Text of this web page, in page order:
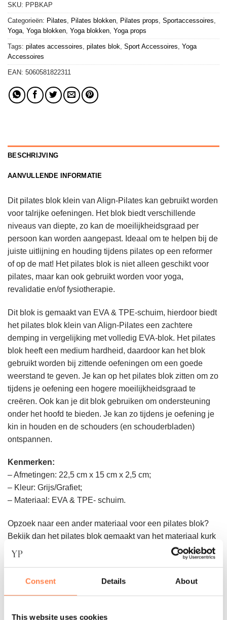
Consent Details About
This website uses cookies
SKU: PPBKAP
Categorieën: Pilates Pilates blokken Pilates props Sportaccessoires
Yoga Yoga blokken Yoga blokken Yoga props
Tags: pilates accessoires pilates blok Sport Accessoires Yoga
Accessoires
EAN: 5060581822311
BESCHRIJVING
AANVULLENDE INFORMATIE
Dit pilates blok klein van Align-Pilates kan gebruikt worden
voor talrijke oefeningen. Het blok biedt verschillende
niveaus van diepte, zo kan de moeilijkheidsgraad per
persoon kan worden aangepast. Ideaal om te helpen bij de
juiste uitlijning en houding tijdens pilates op een reformer
of op de mat! Het pilates blok is niet alleen geschikt voor
pilates, maar kan ook gebruikt worden voor yoga,
revalidatie en/of fysiotherapie.
Dit blok is gemaakt van EVA & TPE-schuim, hierdoor biedt
het pilates blok klein van Align-Pilates een zachtere
demping in vergelijking met volledig EVA-blok. Het pilates
blok heeft een medium hardheid, daardoor kan het blok
gebruikt worden bij zittende oefeningen om een goede
weerstand te geven. Je kan op het pilates blok zitten om zo
tijdens je oefening een hogere moeilijkheidsgraad te
creëren. Ook kan je dit blok gebruiken om ondersteuning
onder het hoofd te bieden. Je kan zo tijdens je oefening je
kin in houden en de schouders (en schouderbladen)
ontspannen.
Kenmerken:
– Afmetingen: 22,5 cm x 15 cm x 2,5 cm;
– Kleur: Grijs/Grafiet;
– Materiaal: EVA & TPE- schuim.
Opzoek naar een ander materiaal voor een pilates blok?
Bekijk dan het pilates blok gemaakt van het materiaal kurk
hier